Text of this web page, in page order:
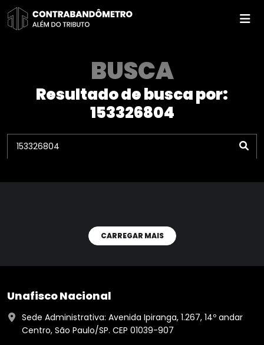
Pular
para
BUSCA
Resultado de busca por:
153326804
CARREGAR MAIS
Unafisco Nacional
Sede Administrativa: Avenida Ipiranga, 1.267, 14º andar
Centro, São Paulo/SP. CEP 01039-907